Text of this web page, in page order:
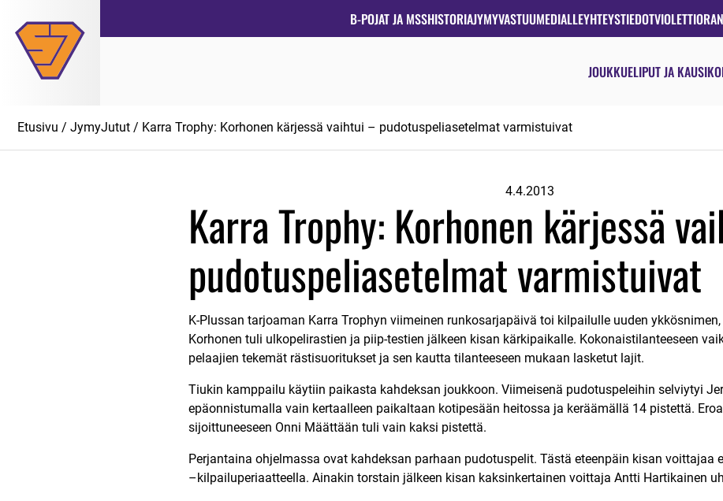
suoraan
sisältöön
B-POJAT JA MSSHISTORIAJYMYVASTUUMEDIALLEYHTEYSTIEDOT
JOUKKUELIPUT JA
Etusivu / JymyJutut / Karra Trophy: Korhonen kärjessä vaihtui – pudotuspeliasetelmat varmistuivat
4.4.2013
Karra Trophy: Korhonen kärjessä
pudotuspeliasetelmat varmistuivat
K-Plussan tarjoaman Karra Trophyn viimeinen runkosarjapäivä toi kilpailulle uuden
Korhonen tuli ulkopelirastien ja piip-testien jälkeen kisan kärkipaikalle. Kokonaistilanteeseen
pelaajien tekemät rästisuoritukset ja sen kautta tilanteeseen mukaan lasketut lajit.
Tiukin kamppailu käytiin paikasta kahdeksan joukkoon. Viimeisenä pudotuspeleihin selviytyi
epäonnistumalla vain kertaalleen paikaltaan kotipesään heitossa ja keräämällä 14 pistettä.
sijoittuneeseen Onni Määttään tuli vain kaksi pistettä.
Perjantaina ohjelmassa ovat kahdeksan parhaan pudotuspelit. Tästä eteenpäin kisan voittajaa
–kilpailuperiaatteella. Ainakin torstain jälkeen kisan kaksinkertainen voittaja Antti Hartikainen